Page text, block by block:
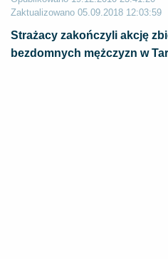
Zaktualizowano 05.09.2018 12:03:59
Strażacy zakończyli akcję
bezdomnych mężczyzn w